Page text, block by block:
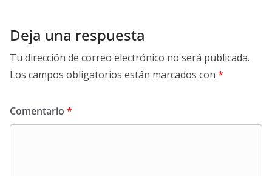
Deja una respuesta
Tu dirección de correo electrónico no será publicada.
Los campos obligatorios están marcados con *
Comentario *